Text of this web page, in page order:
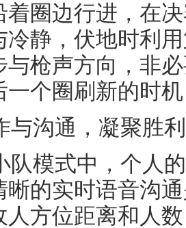
着圈边行进，在
冷静，伏地时利
与枪声方向，非
一个圈刷新的时
与沟通，凝聚胜
队模式中，个人
晰的实时语音沟
人方位距离和人